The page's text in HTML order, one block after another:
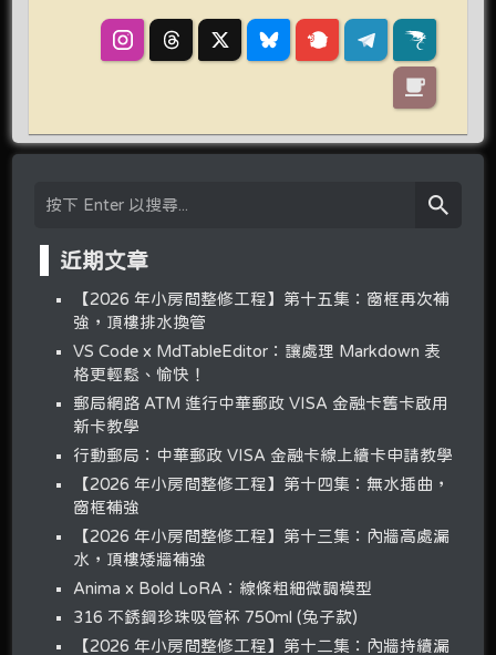
近期文章
【2026 年小房間整修工程】第十五集：窗框再次補
強，頂樓排水換管
VS Code x MdTableEditor：讓處理 Markdown 表
格更輕鬆、愉快！
郵局網路 ATM 進行中華郵政 VISA 金融卡舊卡啟用
新卡教學
行動郵局：中華郵政 VISA 金融卡線上續卡申請教學
【2026 年小房間整修工程】第十四集：無水插曲，
窗框補強
【2026 年小房間整修工程】第十三集：內牆高處漏
水，頂樓矮牆補強
Anima x Bold LoRA：線條粗細微調模型
316 不銹鋼珍珠吸管杯 750ml (兔子款)
【2026 年小房間整修工程】第十二集：內牆持續漏